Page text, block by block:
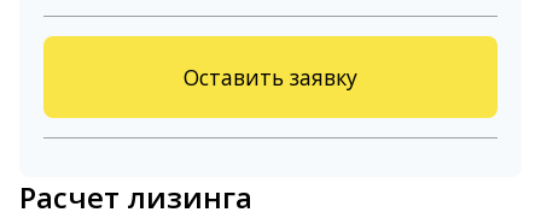
Оставить заявку
Расчет лизинга